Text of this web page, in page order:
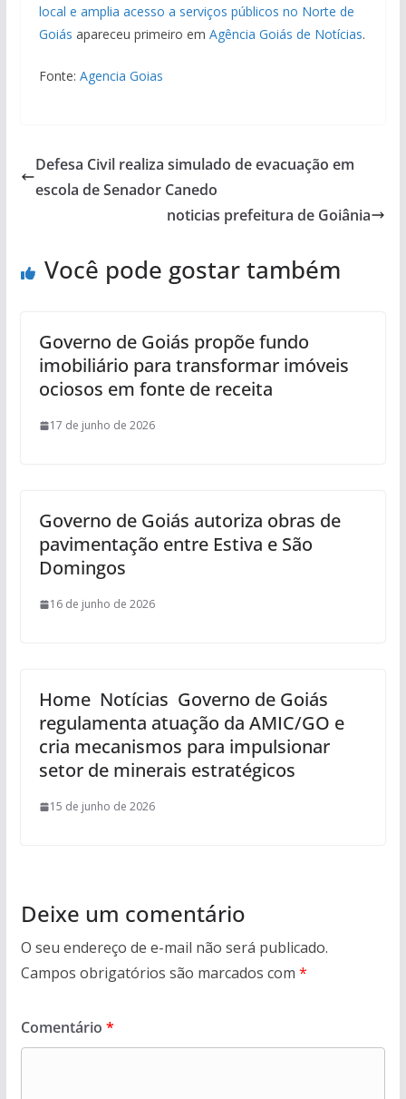
local e amplia acesso a serviços públicos no Norte de
Goiás apareceu primeiro em Agência Goiás de Notícias.
Fonte: Agencia Goias
Defesa Civil realiza simulado de evacuação em
escola de Senador Canedo
noticias prefeitura de Goiânia
Você pode gostar também
Governo de Goiás propõe fundo
imobiliário para transformar imóveis
ociosos em fonte de receita
17 de junho de 2026
Governo de Goiás autoriza obras de
pavimentação entre Estiva e São
Domingos
16 de junho de 2026
Home Notícias Governo de Goiás
regulamenta atuação da AMIC/GO e
cria mecanismos para impulsionar
setor de minerais estratégicos
15 de junho de 2026
Deixe um comentário
O seu endereço de e-mail não será publicado.
Campos obrigatórios são marcados com *
Comentário *